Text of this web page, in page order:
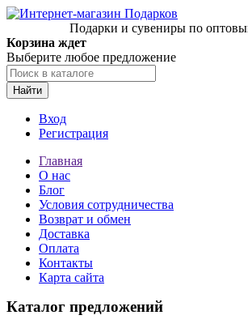
Подарки и сувениры по
Корзина ждет
Выберите любое предложение
Найти
Вход
Регистрация
Главная
О нас
Блог
Условия сотрудничества
Возврат и обмен
Доставка
Оплата
Контакты
Карта сайта
Каталог предложений